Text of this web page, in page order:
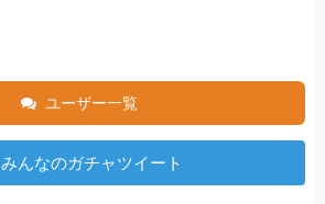
ユーザー一覧
みんなのガチャツイート